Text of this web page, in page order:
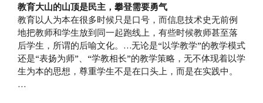
教育大山的山顶是民主，攀登需要勇气
教育以人为本在很多时候只是口号，而信息技术史无前例
地把教师和学生放到同一起跑线上，有些时候教师甚至落
后学生，所谓的后喻文化。…无论是“以学教学”的教学模式
还是“表扬为师”、“学教相长”的教学策略，无不体现着以学
生为本的思想，尊重学生不是在口头上，而是在实践中。
…